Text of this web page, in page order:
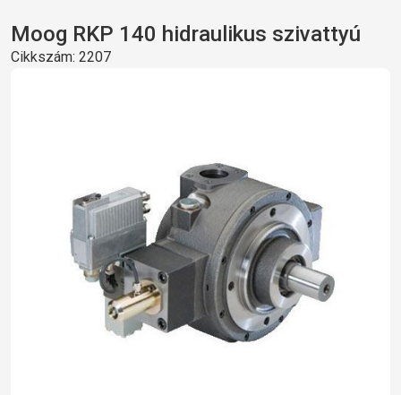
Moog RKP 140 hidraulikus szivattyú
Cikkszám: 2207